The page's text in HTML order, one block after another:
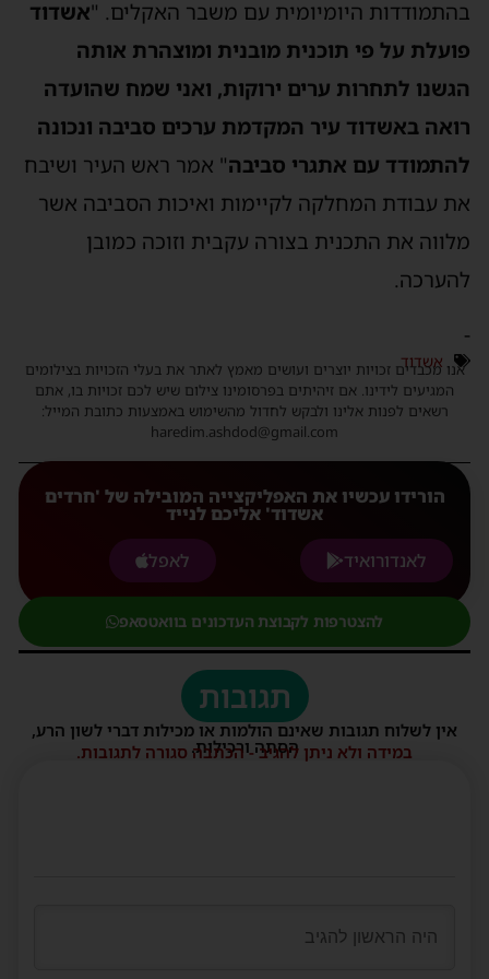
בהתמודדות היומיומית עם משבר האקלים. "אשדוד
פועלת על פי תוכנית מובנית ומוצהרת אותה
הגשנו לתחרות ערים ירוקות, ואני שמח שהועדה
רואה באשדוד עיר המקדמת ערכים סביבה ונכונה
להתמודד עם אתגרי סביבה" אמר ראש העיר ושיבח
את עבודת המחלקה לקיימות ואיכות הסביבה אשר
מלווה את התכנית בצורה עקבית וזוכה כמובן
להערכה.
-
אשדוד
אנו מכבדים זכויות יוצרים ועושים מאמץ לאתר את בעלי הזכויות בצילומים
המגיעים לידינו. אם זיהיתים בפרסומינו צילום שיש לכם זכויות בו, אתם
רשאים לפנות אלינו ולבקש לחדול מהשימוש באמצעות כתובת המייל:
haredim.ashdod@gmail.com
הורידו עכשיו את האפליקצייה המובילה של 'חרדים
אשדוד' אליכם לנייד
לאנדורואיד
לאפל
להצטרפות לקבוצת העדכונים בוואטסאפ
תגובות
אין לשלוח תגובות שאינם הולמות או מכילות דברי לשון הרע,
הסתה ורכילות.
במידה ולא ניתן להגיב - הכתבה סגורה לתגובות.